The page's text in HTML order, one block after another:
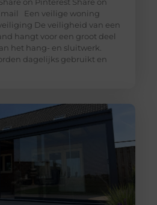
Een veilige woning
De veiligheid van een
hangt voor een groot deel
het hang- en sluitwerk.
dagelijks gebruikt en